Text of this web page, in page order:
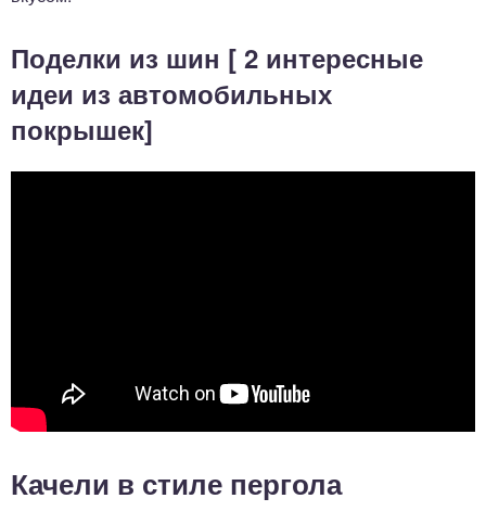
Поделки из шин [ 2 интересные
идеи из автомобильных
покрышек]
Качели в стиле пергола